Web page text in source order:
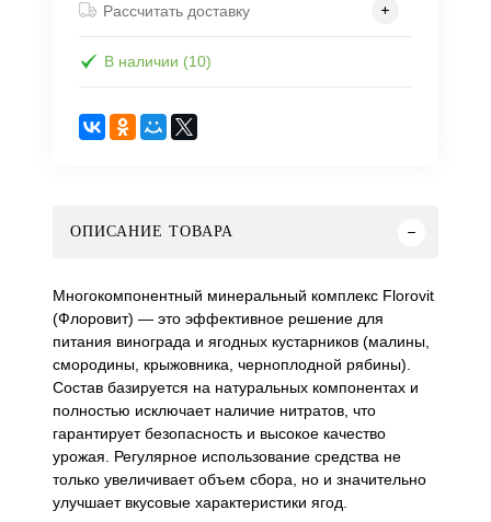
Рассчитать доставку
В наличии (10)
ОПИСАНИЕ ТОВАРА
Многокомпонентный минеральный комплекс Florovit
(Флоровит) — это эффективное решение для
питания винограда и ягодных кустарников (малины,
смородины, крыжовника, черноплодной рябины).
Состав базируется на натуральных компонентах и
полностью исключает наличие нитратов, что
гарантирует безопасность и высокое качество
урожая. Регулярное использование средства не
только увеличивает объем сбора, но и значительно
улучшает вкусовые характеристики ягод.